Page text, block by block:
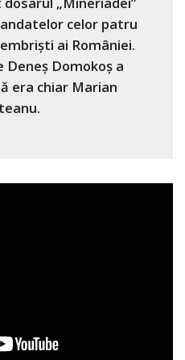
celor patru
ai României.
Domokoș a
era chiar Marian